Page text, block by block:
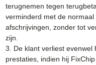
terugnemen tegen
verminderd met de normaal
afschrijvingen, zonder tot
zijn.
3. De klant verliest
prestaties, indien hij